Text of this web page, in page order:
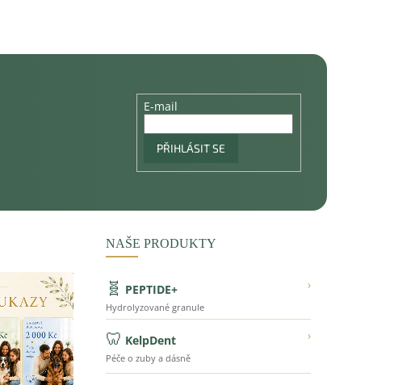
E-mail
PŘIHLÁSIT SE
NAŠE PRODUKTY
🧬 PEPTIDE+ ›
Hydrolyzované granule
🦷 KelpDent ›
Péče o zuby a dásně